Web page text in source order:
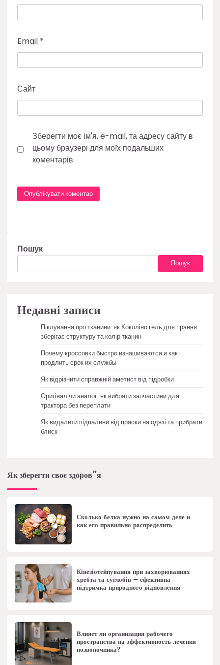
Email *
Сайт
Зберегти моє ім'я, e-mail, та адресу сайту в
цьому браузері для моїх подальших
коментарів.
Пошук
Пошук
Недавні записи
Піклування про тканини: як Коколіно гель для прання
зберігає структуру та колір тканин
Почему кроссовки быстро изнашиваются и как
продлить срок их службы
Як відрізнити справжній аметист від підробки
Оригінал чи аналог: як вибрати запчастини для
трактора без переплати
Як видалити підпалини від праски на одязі та прибрати
блиск
Як зберегти своє здоров”я
Сколько белка нужно на самом деле и
как его правильно распределить
Кінезіотейпування при захворюваннях
хребта та суглобів – ефективна
підтримка природного відновлення
Влияет ли организация рабочего
пространства на эффективность лечения
позвоночника?